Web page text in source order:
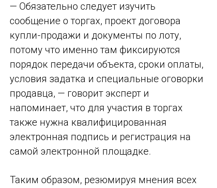
— Обязательно следует изучить
сообщение о торгах, проект договора
купли-продажи и документы по лоту,
потому что именно там фиксируются
порядок передачи объекта, сроки оплаты,
условия задатка и специальные оговорки
продавца, — говорит эксперт и
напоминает, что для участия в торгах
также нужна квалифицированная
электронная подпись и регистрация на
самой электронной площадке.
Таким образом, резюмируя мнения всех